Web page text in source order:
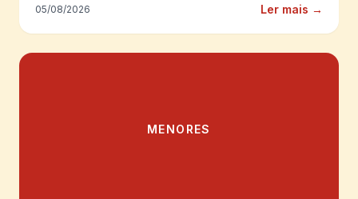
05/08/2026 Ler mais →
MENORES